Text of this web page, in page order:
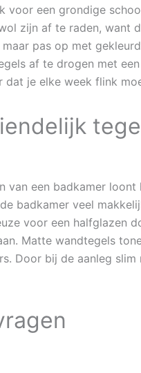
voor een grondige
zijn af te raden, want
pas op met
af te drogen met
dat je elke week flink
van een badkamer
badkamer veel
voor een halfglazen
Matte wandtegels
Door bij de aanleg